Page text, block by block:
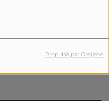
Propulsé par Orejime